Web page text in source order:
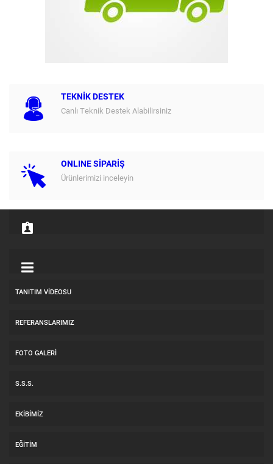
TEKNİK DESTEK
Canlı Teknik Destek Alabilirsiniz
ONLINE SİPARİŞ
Ürünlerimizi inceleyin
TANITIM VIDEOSU
REFERANSLARIMIZ
FOTO GALERI
S.S.S.
EKIBIMIZ
EĞITIM